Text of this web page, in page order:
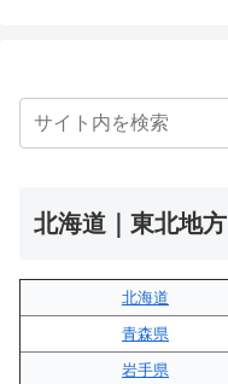
北海道｜東北地方
北海道
青森県
岩手県